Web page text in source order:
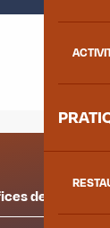
de tourisme